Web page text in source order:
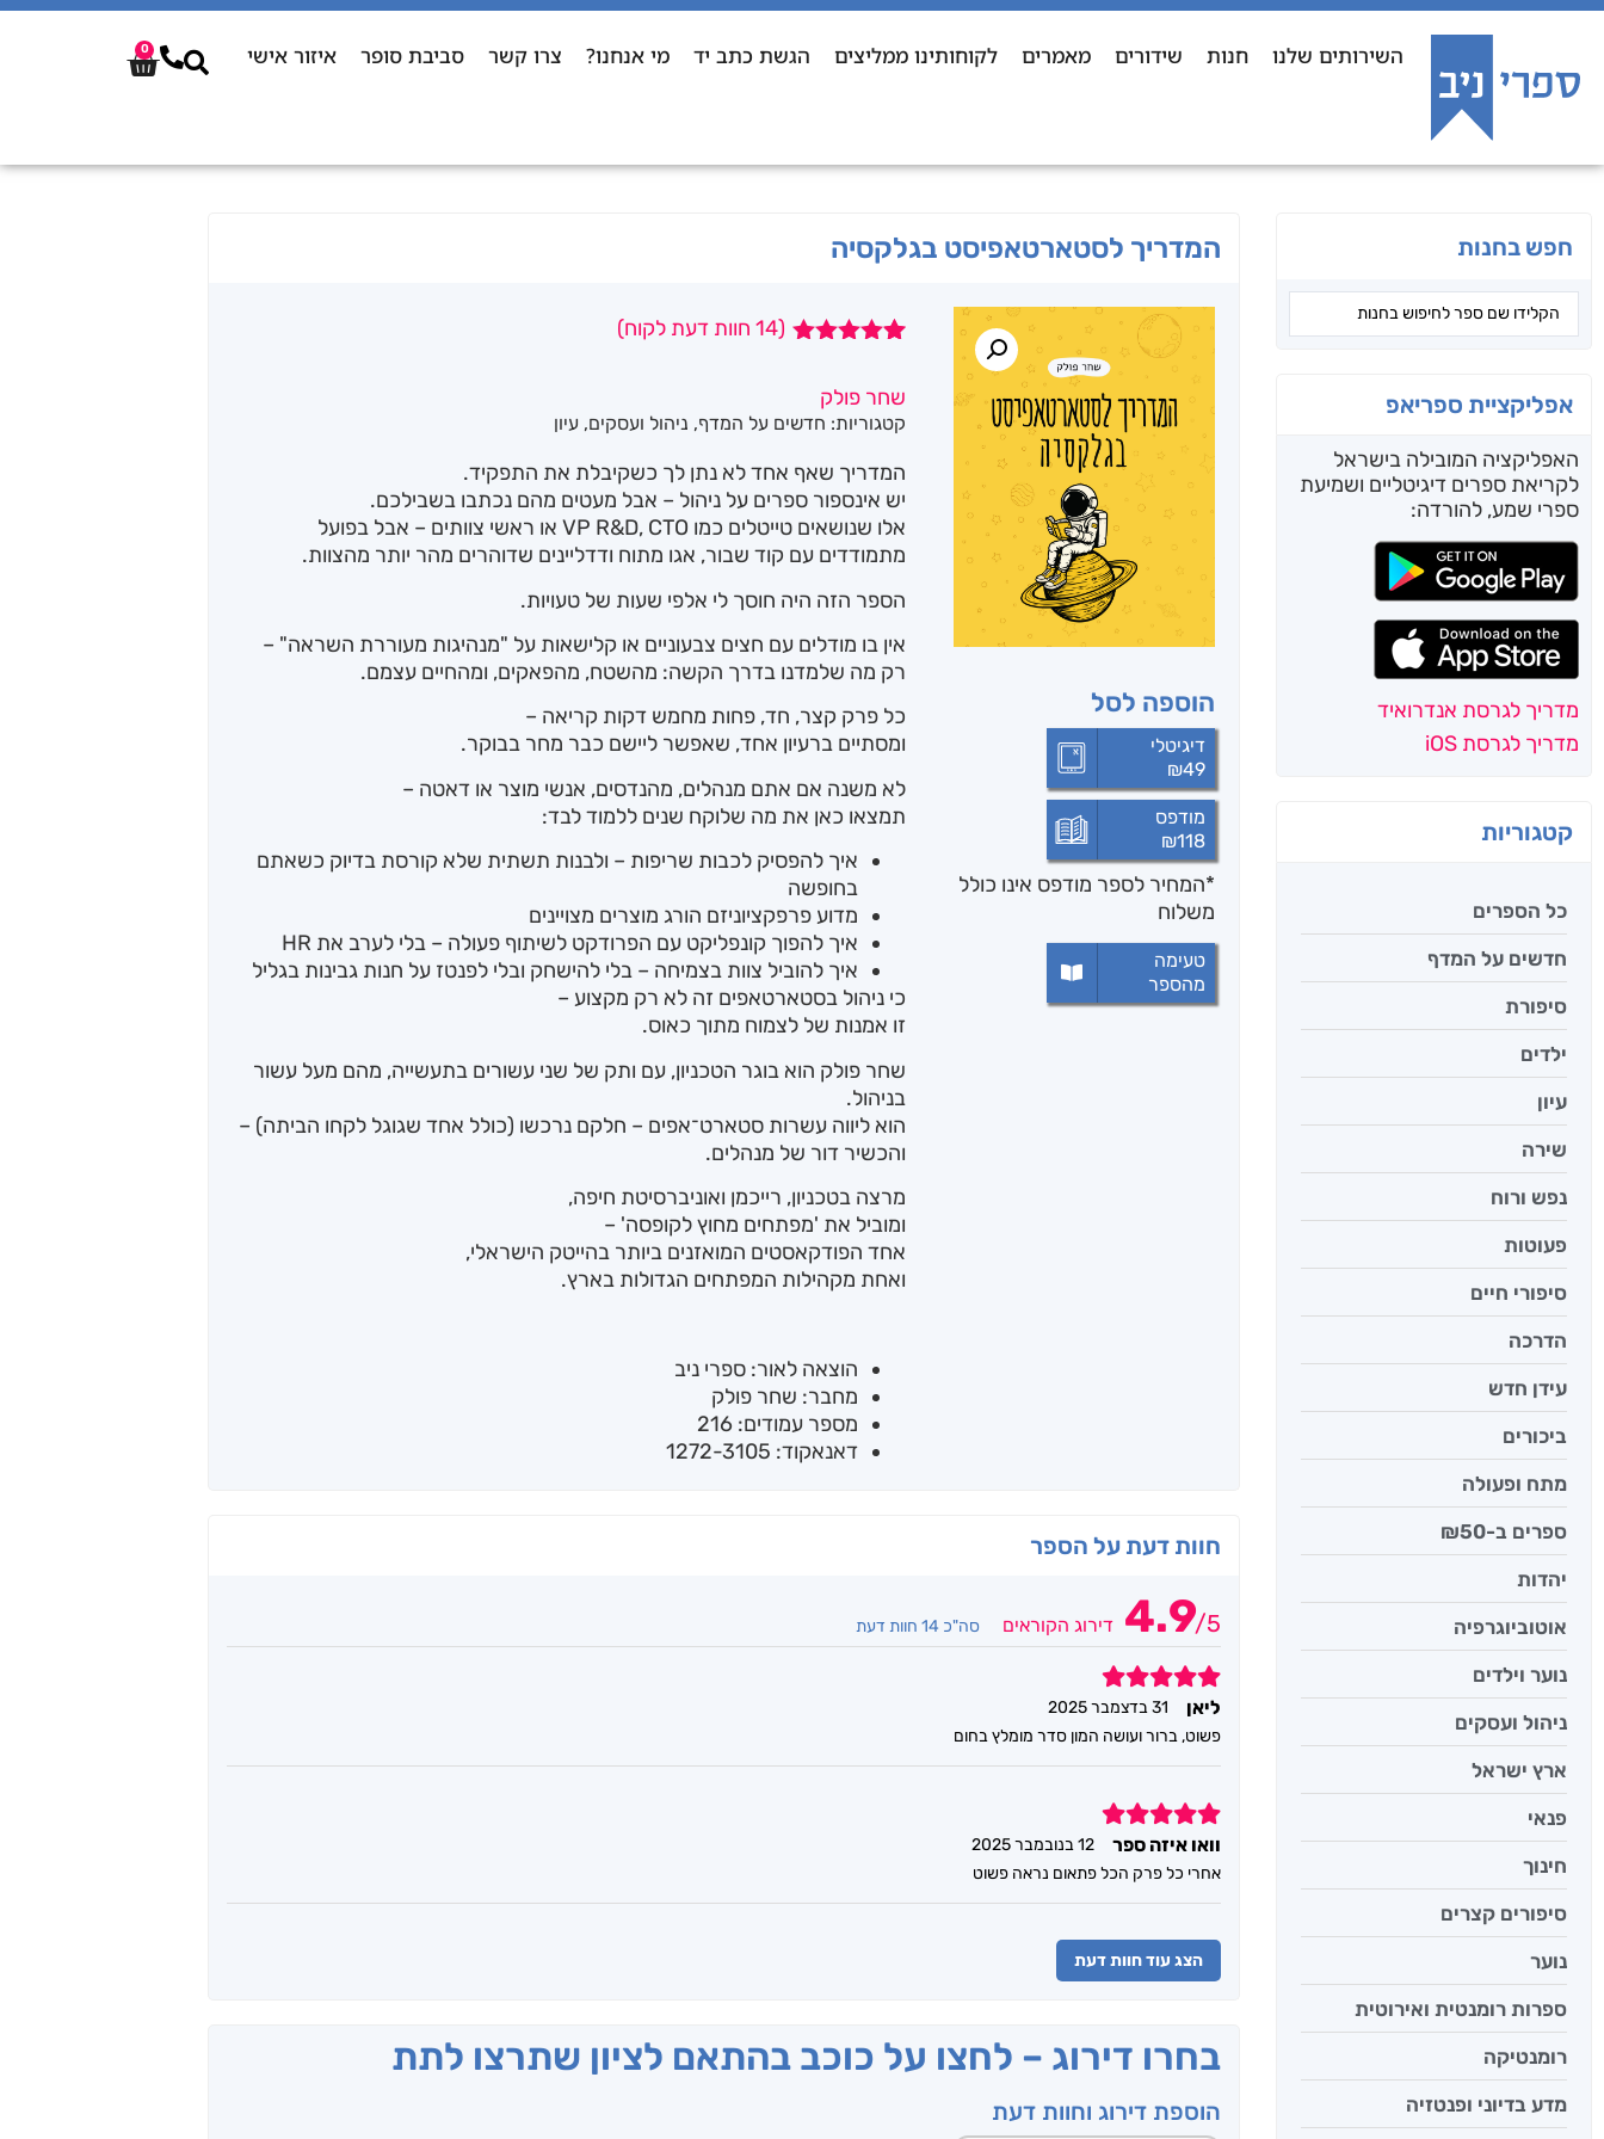
השירותים שלנו חנות שידורים מאמרים לקוחותינו ממליצים הגשת כתב יד מי אנחנו? צרו קשר סביבת סופר איזור אישי 0
חפש בחנות
אפליקציית ספריאפ
האפליקציה המובילה בישראל
לקריאת ספרים דיגיטליים ושמיעת
ספרי שמע, להורדה:
מדריך לגרסת אנדרואיד
מדריך לגרסת iOS
קטגוריות
כל הספרים
חדשים על המדף
סיפורת
ילדים
עיון
שירה
נפש ורוח
פעוטות
סיפורי חיים
הדרכה
עידן חדש
ביכורים
מתח ופעולה
ספרים ב-₪50
יהדות
אוטוביוגרפיה
נוער וילדים
ניהול ועסקים
ארץ ישראל
פנאי
חינוך
סיפורים קצרים
נוער
ספרות רומנטית ואירוטית
רומנטיקה
מדע בדיוני ופנטזיה
המדריך לסטארטאפיסט בגלקסיה
הוספה לסל
דיגיטלי
₪49
מודפס
₪118
*המחיר לספר מודפס אינו כולל
משלוח
טעימה
מהספר
מבוסס על
דירוגים של
(
14 חוות דעת לקוח)
שחר פולק
קטגוריות: חדשים על המדף, ניהול ועסקים, עיון
המדריך שאף אחד לא נתן לך כשקיבלת את התפקיד.
יש אינספור ספרים על ניהול – אבל מעטים מהם נכתבו בשבילכם.
אלו שנושאים טייטלים כמו VP R&D, CTO או ראשי צוותים – אבל בפועל
מתמודדים עם קוד שבור, אגו מתוח ודדליינים שדוהרים מהר יותר מהצוות.
הספר הזה היה חוסך לי אלפי שעות של טעויות.
אין בו מודלים עם חצים צבעוניים או קלישאות על "מנהיגות מעוררת השראה" –
רק מה שלמדנו בדרך הקשה: מהשטח, מהפאקים, ומהחיים עצמם.
כל פרק קצר, חד, פחות מחמש דקות קריאה –
ומסתיים ברעיון אחד, שאפשר ליישם כבר מחר בבוקר.
לא משנה אם אתם מנהלים, מהנדסים, אנשי מוצר או דאטה –
תמצאו כאן את מה שלוקח שנים ללמוד לבד:
איך להפסיק לכבות שריפות – ולבנות תשתית שלא קורסת בדיוק כשאתם
בחופשה
מדוע פרפקציוניזם הורג מוצרים מצויינים
איך להפוך קונפליקט עם הפרודקט לשיתוף פעולה – בלי לערב את HR
איך להוביל צוות בצמיחה – בלי להישחק ובלי לפנטז על חנות גבינות בגליל
כי ניהול בסטארטאפים זה לא רק מקצוע –
זו אמנות של לצמוח מתוך כאוס.
שחר פולק הוא בוגר הטכניון, עם ותק של שני עשורים בתעשייה, מהם מעל עשור
בניהול.
הוא ליווה עשרות סטארט־אפים – חלקם נרכשו (כולל אחד שגוגל לקחו הביתה) –
והכשיר דור של מנהלים.
מרצה בטכניון, רייכמן ואוניברסיטת חיפה,
ומוביל את 'מפתחים מחוץ לקופסה' –
אחד הפודקאסטים המואזנים ביותר בהייטק הישראלי,
ואחת מקהילות המפתחים הגדולות בארץ.
הוצאה לאור: ספרי ניב
מחבר: שחר פולק
מספר עמודים: 216
דאנאקוד: 1272-3105
חוות דעת על הספר
4.9/5 דירוג הקוראים סה"כ 14 חוות דעת
5
ליאן
31 בדצמבר 2025
פשוט, ברור ועושה המון סדר מומלץ בחום
5
וואו איזה ספר
12 בנובמבר 2025
אחרי כל פרק הכל פתאום נראה פשוט
הצג עוד חוות דעת
בחרו דירוג – לחצו על כוכב בהתאם לציון שתרצו לתת
הוספת דירוג וחוות דעת